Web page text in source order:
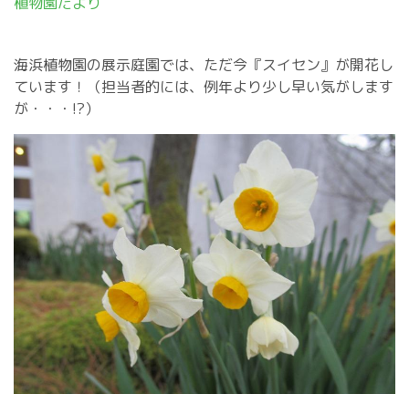
海浜植物園の展示庭園では、ただ今『スイセン』が開花し
ています！（担当者的には、例年より少し早い気がします
が・・・!?）